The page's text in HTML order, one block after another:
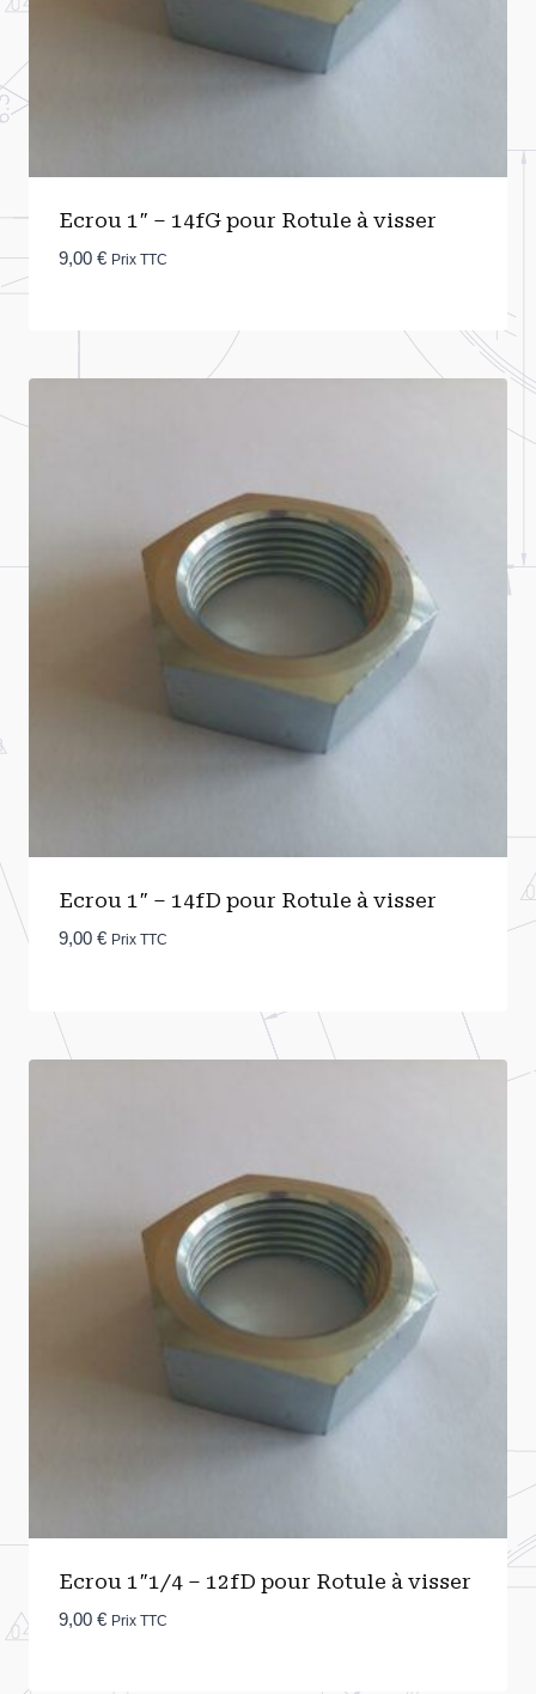
Ecrou 1″ – 14fG pour Rotule à visser
9,00 € Prix TTC
Ecrou 1″ – 14fD pour Rotule à visser
9,00 € Prix TTC
Ecrou 1″1/4 – 12fD pour Rotule à visser
9,00 € Prix TTC